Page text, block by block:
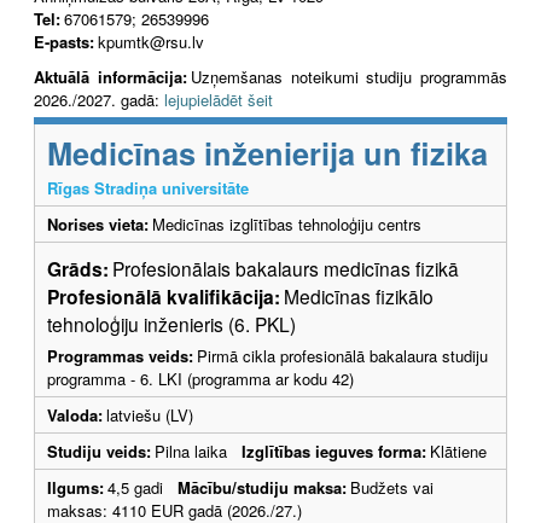
Tel:67061579; 26539996
E-pasts:kpumtk@rsu.lv
Aktuālā informācija: Uzņemšanas noteikumi studiju programmās
2026./2027. gadā: lejupielādēt šeit
Medicīnas inženierija un fizika
Rīgas Stradiņa universitāte
Norises vieta: Medicīnas izglītības tehnoloģiju centrs
Grāds: Profesionālais bakalaurs medicīnas fizikā
Profesionālā kvalifikācija: Medicīnas fizikālo
tehnoloģiju inženieris (6. PKL)
Programmas veids: Pirmā cikla profesionālā bakalaura studiju
programma - 6. LKI (programma ar kodu 42)
Valoda:latviešu (LV)
Studiju veids: Pilna laika Izglītības ieguves forma: Klātiene
Ilgums:4,5 gadi Mācību/studiju maksa: Budžets vai
maksas: 4110 EUR gadā (2026./27.)